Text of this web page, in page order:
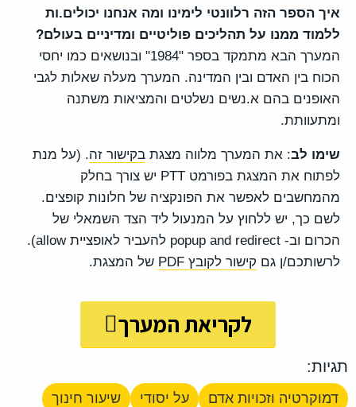
איך הספר הזה רלוונטי לימינו ומה אנחנו יכולים.ות
ללמוד ממנו על תהליכים פוליטיים ומדיניים בעולם?
המערך הבא מתמקד בספר "1984" ובנושאים כמו יחסי
הכוח בין האדם ובין המדינה. המערך מעלה שאלות לגבי
האופנים בהם א.נשים נשלטים והמציאות משתנה
ומתעוותת.
שימו לב: את המערך מלווה מצגת בקישור זה. (על מנת
לפתוח את המצגת בפורמט PTT יש צורך בחלק
מהמחשבים לאפשר את הפונקציה של חלונות קופצים.
לשם כך, יש ללחוץ על המנעול ליד הצד השמאלי של
הכרום וב- popup and redirect להעביר לאופציית allow).
לרשותכם/ן גם קישור לקובץ PDF של המצגת.
לקריאת המערך
תגיות:
דמוקרטיה וזכויות אדם על יסודי
שיעור חינוך